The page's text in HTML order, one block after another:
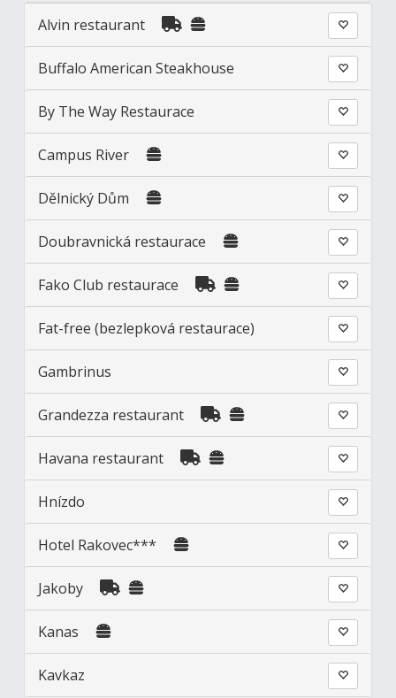
Alvin restaurant
Buffalo American Steakhouse
By The Way Restaurace
Campus River
Dělnický Dům
Doubravnická restaurace
Fako Club restaurace
Fat-free (bezlepková restaurace)
Gambrinus
Grandezza restaurant
Havana restaurant
Hnízdo
Hotel Rakovec***
Jakoby
Kanas
Kavkaz